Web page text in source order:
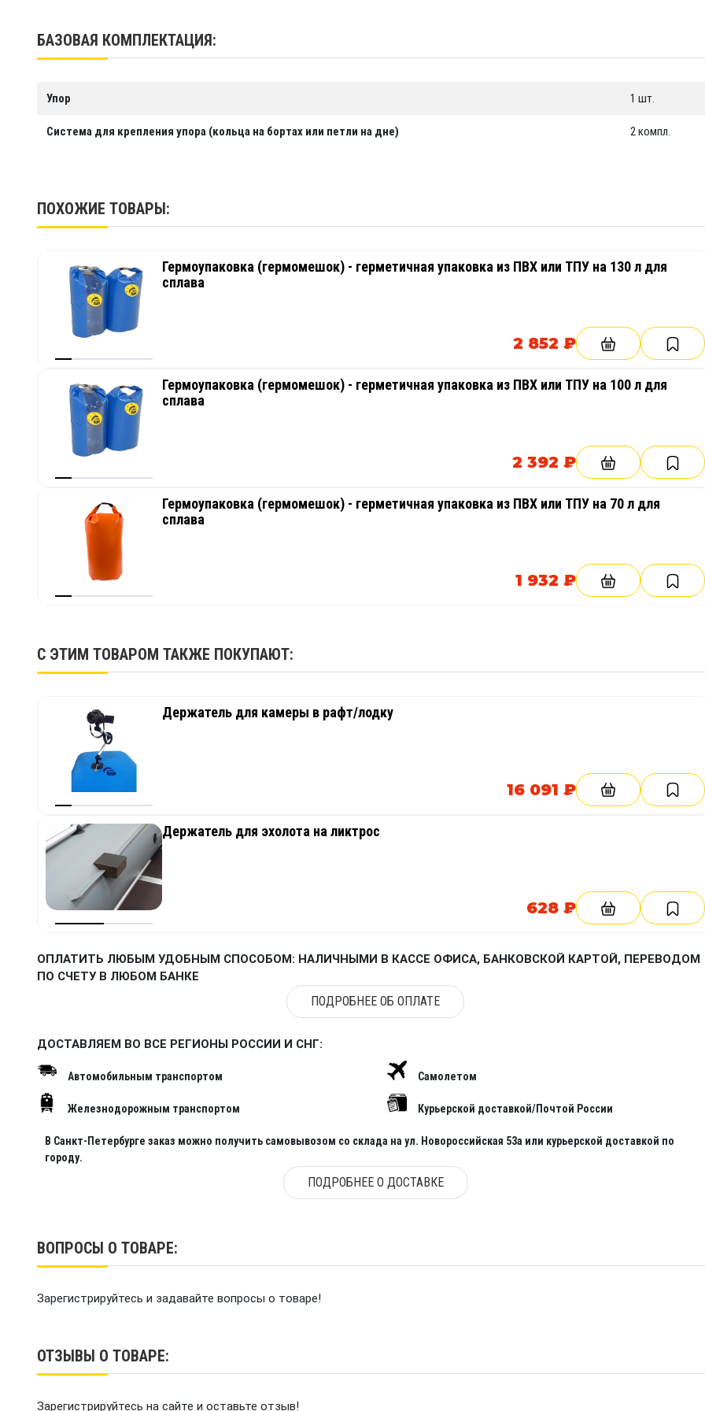
Производство
БАЗОВАЯ КОМПЛЕКТАЦИЯ:
Упор 1 шт.
Система для крепления упора (кольца на бортах или петли на дне) 2 компл.
ПОХОЖИЕ ТОВАРЫ:
Гермоупаковка (гермомешок) - герметичная упаковка из ПВХ или ТПУ на 130 л для
сплава
2 852 ₽
Гермоупаковка (гермомешок) - герметичная упаковка из ПВХ или ТПУ на 100 л для
сплава
2 392 ₽
Гермоупаковка (гермомешок) - герметичная упаковка из ПВХ или ТПУ на 70 л для
сплава
1 932 ₽
С ЭТИМ ТОВАРОМ ТАКЖЕ ПОКУПАЮТ:
Держатель для камеры в рафт/лодку
16 091 ₽
Держатель для эхолота на ликтрос
628 ₽
ОПЛАТИТЬ ЛЮБЫМ УДОБНЫМ СПОСОБОМ: НАЛИЧНЫМИ В КАССЕ ОФИСА, БАНКОВСКОЙ КАРТОЙ, ПЕРЕВОДОМ
ПО СЧЕТУ В ЛЮБОМ БАНКЕ
ПОДРОБНЕЕ ОБ ОПЛАТЕ
ДОСТАВЛЯЕМ ВО ВСЕ РЕГИОНЫ РОССИИ И СНГ:
Автомобильным транспортом Самолетом
Железнодорожным транспортом Курьерской доставкой/Почтой России
В Санкт-Петербурге заказ можно получить самовывозом со склада на ул. Новороссийская 53а или курьерской доставкой по
городу.
ПОДРОБНЕЕ О ДОСТАВКЕ
ВОПРОСЫ О ТОВАРЕ:
Зарегистрируйтесь и задавайте вопросы о товаре!
ОТЗЫВЫ О ТОВАРЕ:
Зарегистрируйтесь на сайте и оставьте отзыв!